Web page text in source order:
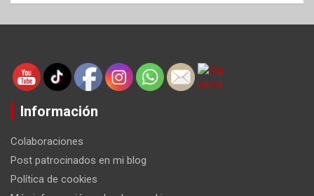
Información
Colaboraciones
Post patrocinados en mi blog
Política de cookies